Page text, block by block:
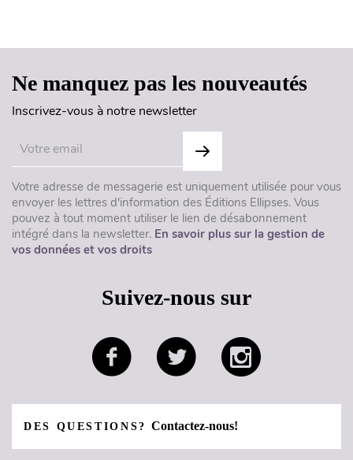
Ne manquez pas les nouveautés
Inscrivez-vous à notre newsletter
Votre adresse de messagerie est uniquement utilisée pour vous
envoyer les lettres d'information des Éditions Ellipses. Vous
pouvez à tout moment utiliser le lien de désabonnement
intégré dans la newsletter. En savoir plus sur la gestion de
vos données et vos droits
Suivez-nous sur
DES QUESTIONS?Contactez-nous!